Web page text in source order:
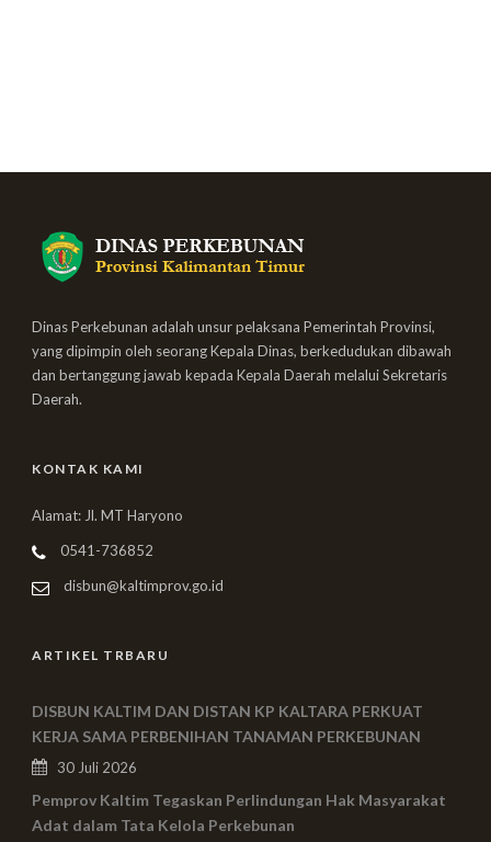
Dinas Perkebunan adalah unsur pelaksana Pemerintah Provinsi,
yang dipimpin oleh seorang Kepala Dinas, berkedudukan dibawah
dan bertanggung jawab kepada Kepala Daerah melalui Sekretaris
Daerah.
KONTAK KAMI
Alamat: Jl. MT Haryono
0541-736852
disbun@kaltimprov.go.id
ARTIKEL TRBARU
DISBUN KALTIM DAN DISTAN KP KALTARA PERKUAT
KERJA SAMA PERBENIHAN TANAMAN PERKEBUNAN
30 Juli 2026
Pemprov Kaltim Tegaskan Perlindungan Hak Masyarakat
Adat dalam Tata Kelola Perkebunan